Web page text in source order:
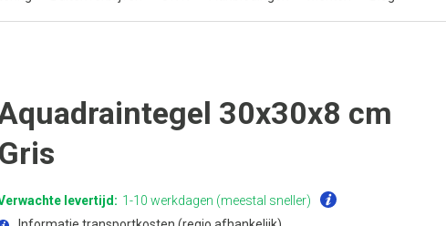
30x30x8 cm
Gris
levertijd: 1-10 werkdagen (meestal sneller)